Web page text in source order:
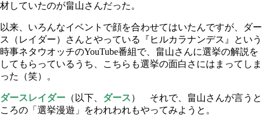
材していたのが畠山さんだった。
以来、いろんなイベントで顔を合わせてはいたんですが、ダー
ス（レイダー）さんとやっている『ヒルカラナンデス』という
時事ネタウオッチのYouTube番組で、畠山さんに選挙の解説を
してもらっているうち、こちらも選挙の面白さにはまってしま
った（笑）。
ダースレイダー （以下、 ダース） それで、畠山さんが言うと
ころの「選挙漫遊」をわれわれもやってみようと。